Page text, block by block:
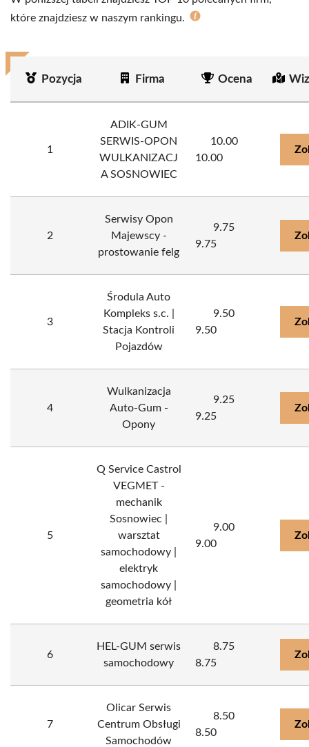
które znajdziesz w naszym rankingu.
Pozycja Firma Ocena
1
ADIK-GUM
SERWIS-OPON
WULKANIZACJ
A SOSNOWIEC
10.00
10.00
2
Serwisy Opon
Majewscy -
prostowanie felg
9.75
9.75
3
Środula Auto
Kompleks s.c. |
Stacja Kontroli
Pojazdów
9.50
9.50
4
Wulkanizacja
Auto-Gum -
Opony
9.25
9.25
5
Q Service Castrol
VEGMET -
mechanik
Sosnowiec |
warsztat
samochodowy |
elektryk
samochodowy |
geometria kół
9.00
9.00
6
HEL-GUM serwis
samochodowy
8.75
8.75
7
Olicar Serwis
Centrum Obsługi
Samochodów
8.50
8.50